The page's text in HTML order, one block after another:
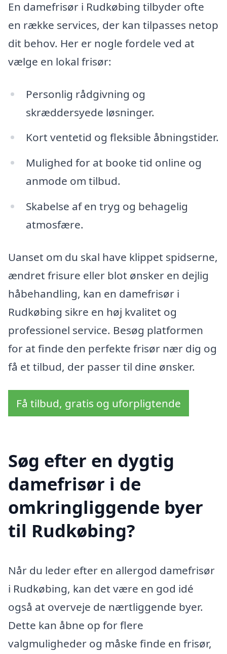
En damefrisør i Rudkøbing tilbyder ofte
en række services, der kan tilpasses netop
dit behov. Her er nogle fordele ved at
vælge en lokal frisør:
Personlig rådgivning og
skræddersyede løsninger.
Kort ventetid og fleksible åbningstider.
Mulighed for at booke tid online og
anmode om tilbud.
Skabelse af en tryg og behagelig
atmosfære.
Uanset om du skal have klippet spidserne,
ændret frisure eller blot ønsker en dejlig
håbehandling, kan en damefrisør i
Rudkøbing sikre en høj kvalitet og
professionel service. Besøg platformen
for at finde den perfekte frisør nær dig og
få et tilbud, der passer til dine ønsker.
Få tilbud, gratis og uforpligtende
Søg efter en dygtig
damefrisør i de
omkringliggende byer
til Rudkøbing?
Når du leder efter en allergod damefrisør
i Rudkøbing, kan det være en god idé
også at overveje de nærtliggende byer.
Dette kan åbne op for flere
valgmuligheder og måske finde en frisør,